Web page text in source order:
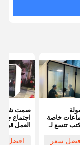
خاصة
تتسع لـ
سعر
صمت
اجتماع
العمل قرنة
افضل